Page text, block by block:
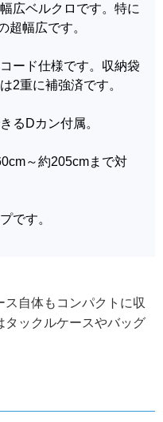
広ベルクロです。特に
超幅広です。
ード仕様です。収納袋
2重に補強済です。
るDカン付属。
～約205cmまで対
です。
自体もコンパクトに収
タックルケースやバッグ